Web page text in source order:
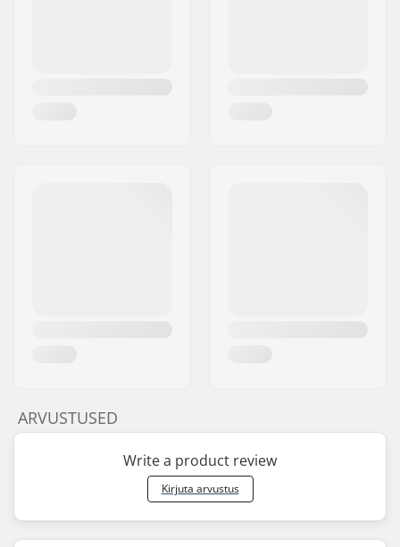
ARVUSTUSED
Write a product review
Kirjuta arvustus